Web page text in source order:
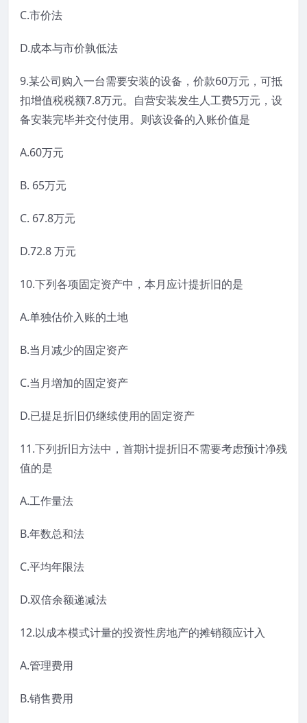
C.市价法
D.成本与市价孰低法
9.某公司购入一台需要安装的设备，价款60万元，可抵
扣增值税税额7.8万元。自营安装发生人工费5万元，设
备安装完毕并交付使用。则该设备的入账价值是
A.60万元
B. 65万元
C. 67.8万元
D.72.8 万元
10.下列各项固定资产中，本月应计提折旧的是
A.单独估价入账的土地
B.当月减少的固定资产
C.当月增加的固定资产
D.已提足折旧仍继续使用的固定资产
11.下列折旧方法中，首期计提折旧不需要考虑预计净残
值的是
A.工作量法
B.年数总和法
C.平均年限法
D.双倍余额递减法
12.以成本模式计量的投资性房地产的摊销额应计入
A.管理费用
B.销售费用